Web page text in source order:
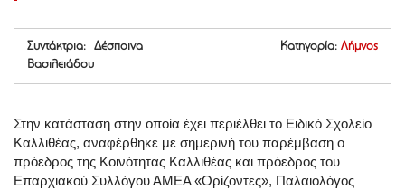
Συντάκτρια: Δέσποινα
Βασιλειάδου
Κατηγορία: Λήμνος
Στην κατάσταση στην οποία έχει περιέλθει το Ειδικό Σχολείο
Καλλιθέας, αναφέρθηκε με σημερινή του παρέμβαση ο
πρόεδρος της Κοινότητας Καλλιθέας και πρόεδρος του
Επαρχιακού Συλλόγου ΑΜΕΑ «Ορίζοντες», Παλαιολόγος